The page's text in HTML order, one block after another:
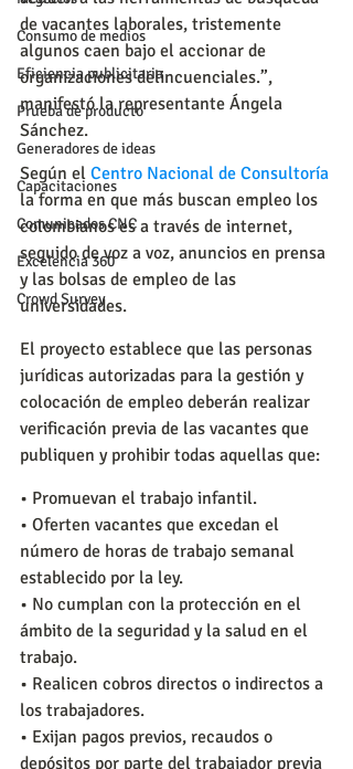
Consumo de medios
Eficiencia publicitaria
Prueba de producto
Generadores de ideas
Capacitaciones
Comunicados CNC
Excelencia 360
Crowd Survey
de vacantes laborales, tristemente
algunos caen bajo el accionar de
organizaciones delincuenciales.”,
manifestó la representante Ángela
Sánchez.
Según el Centro Nacional de Consultoría
la forma en que más buscan empleo los
colombianos es a través de internet,
seguido de voz a voz, anuncios en prensa
y las bolsas de empleo de las
universidades.
El proyecto establece que las personas
jurídicas autorizadas para la gestión y
colocación de empleo deberán realizar
verificación previa de las vacantes que
publiquen y prohibir todas aquellas que:
• Promuevan el trabajo infantil.
• Oferten vacantes que excedan el
número de horas de trabajo semanal
establecido por la ley.
• No cumplan con la protección en el
ámbito de la seguridad y la salud en el
trabajo.
• Realicen cobros directos o indirectos a
los trabajadores.
• Exijan pagos previos, recaudos o
depósitos por parte del trabajador previa